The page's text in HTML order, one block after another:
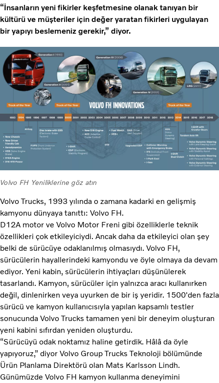
“İnsanların yeni fikirler keşfetmesine olanak tanıyan bir
kültürü ve müşteriler için değer yaratan fikirleri uygulayan
bir yapıyı beslemeniz gerekir,” diyor.
Volvo FH Yeniliklerine göz atın
Volvo Trucks, 1993 yılında o zamana kadarki en gelişmiş
kamyonu dünyaya tanıttı: Volvo FH.
D12A motor ve Volvo Motor Freni gibi özelliklerle teknik
özellikleri çok etkileyiciydi. Ancak daha da etkileyici olan şey
belki de sürücüye odaklanılmış olmasıydı. Volvo FH,
sürücülerin hayallerindeki kamyondu ve öyle olmaya da devam
ediyor. Yeni kabin, sürücülerin ihtiyaçları düşünülerek
tasarlandı. Kamyon, sürücüler için yalnızca aracı kullanırken
değil, dinlenirken veya uyurken de bir iş yeridir. 1500'den fazla
sürücü ve kamyon kullanıcısıyla yapılan kapsamlı testler
sonucunda Volvo Trucks tamamen yeni bir deneyim oluşturan
yeni kabini sıfırdan yeniden oluşturdu.
“Sürücüyü odak noktamız haline getirdik. Hâlâ da öyle
yapıyoruz,” diyor Volvo Group Trucks Teknoloji bölümünde
Ürün Planlama Direktörü olan Mats Karlsson Lindh.
Günümüzde Volvo FH kamyon kullanma deneyimini